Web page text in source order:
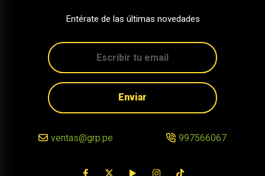
Entérate de las últimas novedades
Enviar
ventas@grp.pe 997566067